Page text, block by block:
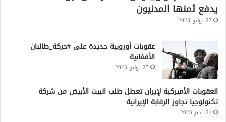
ح
ر
ب
ا
ل
س
ا
ن
ي
ة
يدفع ثمنها المدنيون
27 يوليو 2023
عقوبات أوروبية جديدة على #حركة_طالبان
الأفغانية
25 يوليو 2023
العقوبات الأميركية لإيران تعطل طلب البيت الأبيض من شركة
تكنولوجيا تجاوز الرقابة الإيرانية
21 يناير 2023